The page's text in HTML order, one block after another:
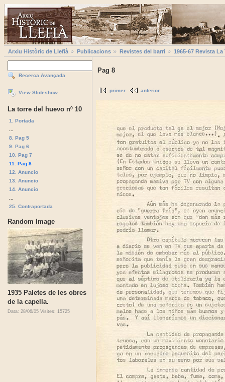
Arxiu Històric de Llefià Publicacions Revistes del barri 1965-67 Revista
Recerca Avançada
View Slideshow
La torre del huevo nº 10
1. Portada
8. Pag 5
9. Pag 6
10. Pag 7
11. Pag 8
12. Anuncio
13. Anuncio
14. Anuncio
25. Contraportada
Random Image
1935 Paletes de les obres
de la capella.
Data: 28/06/05 Visites: 15725
Pag 8
primer anterior